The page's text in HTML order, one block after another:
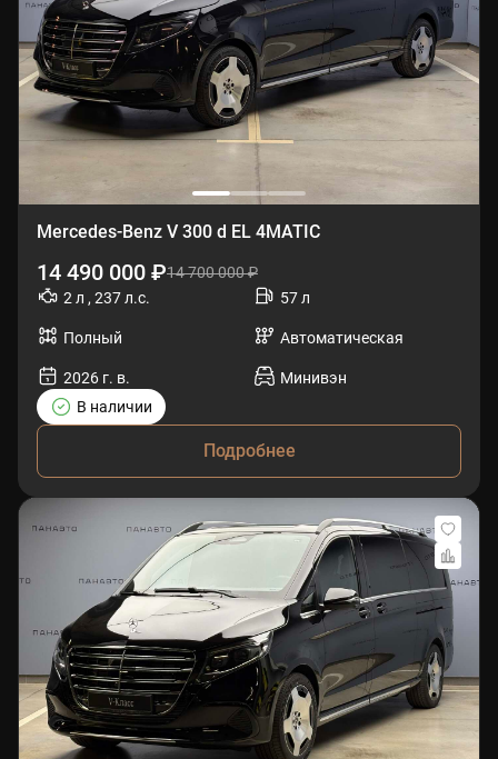
Mercedes-Benz V 300 d EL 4MATIC
14 490 000 ₽14 700 000 ₽
2 л , 237 л.с.
57 л
Полный Автоматическая
2026 г. в.
Минивэн
В наличии
Подробнее